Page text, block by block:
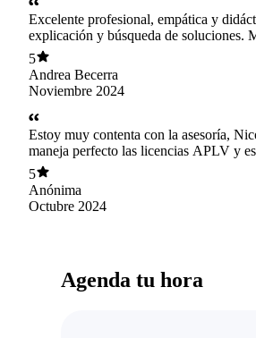
Excelente profesional, empática y
explicación y búsqueda de soluciones.
agradecida. 100% recomendada
5
Andrea Becerra
Noviembre 2024
Estoy muy contenta con la asesoría,
maneja perfecto las licencias APLV y
explicativa y amable, resolviendo todas
dudas.
5
Anónima
Octubre 2024
Agenda tu hora